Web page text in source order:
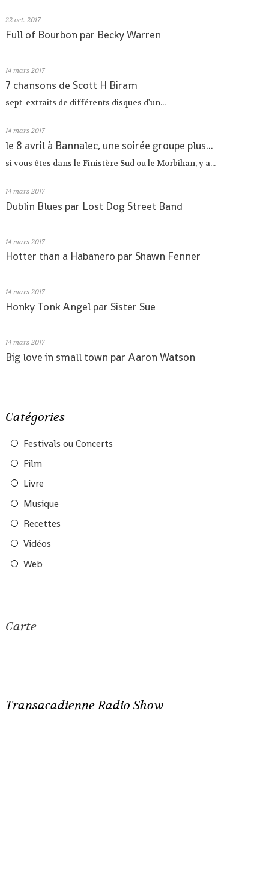
22 oct. 2017
Full of Bourbon par Becky Warren
14 mars 2017
7 chansons de Scott H Biram
sept extraits de différents disques d'un...
14 mars 2017
le 8 avril à Bannalec, une soirée groupe plus...
si vous êtes dans le Finistère Sud ou le Morbihan, y a...
14 mars 2017
Dublin Blues par Lost Dog Street Band
14 mars 2017
Hotter than a Habanero par Shawn Fenner
14 mars 2017
Honky Tonk Angel par Sister Sue
14 mars 2017
Big love in small town par Aaron Watson
Catégories
Festivals ou Concerts
Film
Livre
Musique
Recettes
Vidéos
Web
Carte
Transacadienne Radio Show